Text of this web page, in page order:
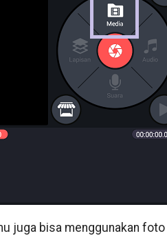
juga bisa menggunakan